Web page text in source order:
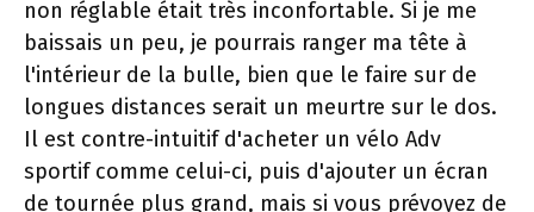
non réglable était très inconfortable. Si je me
baissais un peu, je pourrais ranger ma tête à
l'intérieur de la bulle, bien que le faire sur de
longues distances serait un meurtre sur le dos.
Il est contre-intuitif d'acheter un vélo Adv
sportif comme celui-ci, puis d'ajouter un écran
de tournée plus grand, mais si vous prévoyez de